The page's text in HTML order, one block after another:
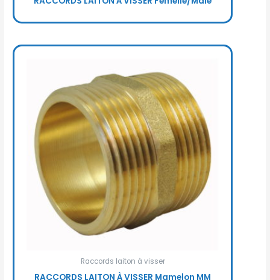
Raccords laiton à visser
RACCORDS LAITON À VISSER Mamelon MM